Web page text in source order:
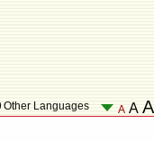
Other Languages A A A